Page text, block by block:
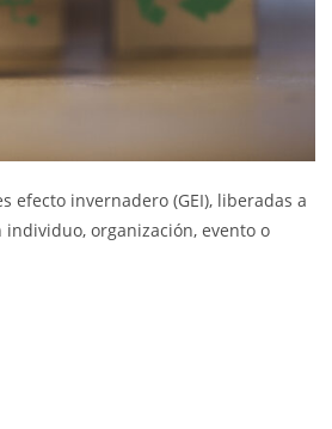
invernadero (GEI), liberadas a
organización, evento o